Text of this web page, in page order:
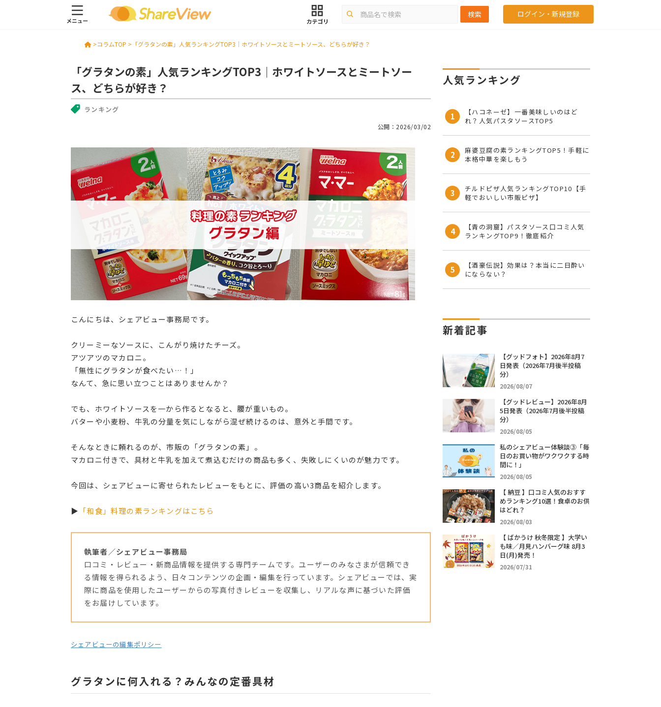
検索 ログイン・新規登録
>コラムTOP > 「グラタンの素」人気ランキングTOP3｜ホワイトソースとミートソース、どちらが好き？
「グラタンの素」人気ランキングTOP3｜ホワイトソースとミートソー
ス、どちらが好き？
ランキング
公開：2026/03/02
こんにちは、シェアビュー事務局です。
クリーミーなソースに、こんがり焼けたチーズ。
アツアツのマカロニ。
「無性にグラタンが食べたい…！」
なんて、急に思い立つことはありませんか？
でも、ホワイトソースを一から作るとなると、腰が重いもの。
バターや小麦粉、牛乳の分量を気にしながら混ぜ続けるのは、意外と手間です。
そんなときに頼れるのが、市販の「グラタンの素」。
マカロニ付きで、具材と牛乳を加えて煮込むだけの商品も多く、失敗しにくいのが魅力です。
今回は、シェアビューに寄せられたレビューをもとに、評価の高い3商品を紹介します。
▶ 「和食」料理の素ランキングはこちら
執筆者／シェアビュー事務局
口コミ・レビュー・新商品情報を提供する専門チームです。ユーザーのみなさまが信頼でき
る情報を得られるよう、日々コンテンツの企画・編集を行っています。シェアビューでは、実
際に商品を使用したユーザーからの写真付きレビューを収集し、リアルな声に基づいた評価
をお届けしています。
シェアビューの編集ポリシー
グラタンに何入れる？みんなの定番具材
人気ランキング
1
【ハコネーゼ】一番美味しいのはど
れ？人気パスタソースTOP5
2
麻婆豆腐の素ランキングTOP5！手軽に
本格中華を楽しもう
3
チルドピザ人気ランキングTOP10【手
軽でおいしい市販ピザ】
4
【青の洞窟】パスタソース口コミ人気
ランキングTOP9！徹底紹介
5
【酒豪伝説】効果は？本当に二日酔い
にならない？
新着記事
【グッドフォト】2026年8月7
日発表（2026年7月後半投稿
分）
2026/08/07
【グッドレビュー】2026年8月
5日発表（2026年7月後半投稿
分）
2026/08/05
私のシェアビュー体験談③「毎
日のお買い物がワクワクする時
間に！」
2026/08/05
【 納豆 】口コミ人気のおすす
めランキング10選！食卓のお供
はどれ？
2026/08/03
【 ばかうけ 秋冬限定 】大学い
も味／月見ハンバーグ味 8月3
日(月)発売！
2026/07/31